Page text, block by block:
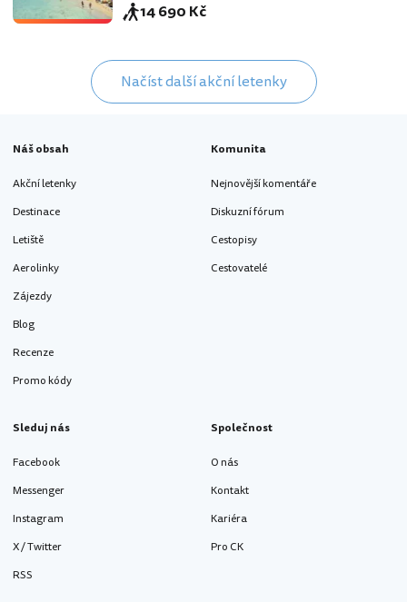
14 690 Kč
Načíst další akční letenky
Náš obsah
Akční letenky
Destinace
Letiště
Aerolinky
Zájezdy
Blog
Recenze
Promo kódy
Komunita
Nejnovější komentáře
Diskuzní fórum
Cestopisy
Cestovatelé
Sleduj nás
Facebook
Messenger
Instagram
X / Twitter
RSS
Společnost
O nás
Kontakt
Kariéra
Pro CK